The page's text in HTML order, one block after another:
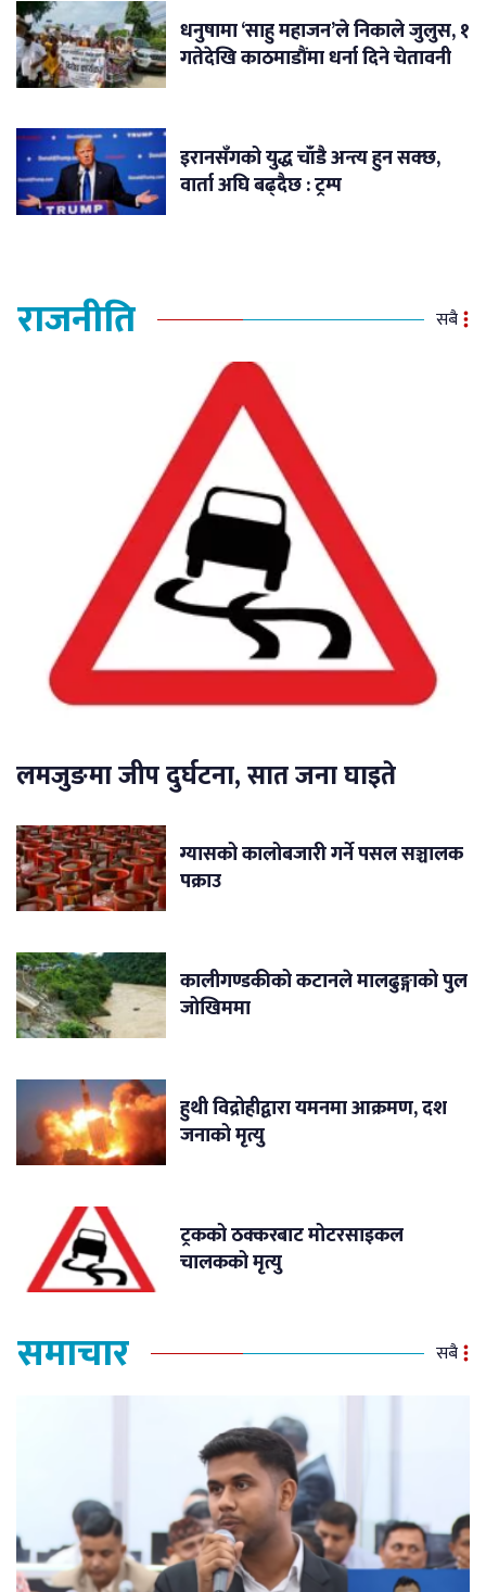
धनुषामा ‘साहु महाजन’ले निकाले जुलुस, १
गतेदेखि काठमाडौंमा धर्ना दिने चेतावनी
इरानसँगको युद्ध चाँडै अन्त्य हुन सक्छ,
वार्ता अघि बढ्दैछ : ट्रम्प
राजनीति सबै
लमजुङमा जीप दुर्घटना, सात जना घाइते
ग्यासको कालोबजारी गर्ने पसल सञ्चालक
पक्राउ
कालीगण्डकीको कटानले मालढुङ्गाको पुल
जोखिममा
हुथी विद्रोहीद्वारा यमनमा आक्रमण, दश
जनाको मृत्यु
ट्रकको ठक्करबाट मोटरसाइकल
चालकको मृत्यु
समाचार सबै